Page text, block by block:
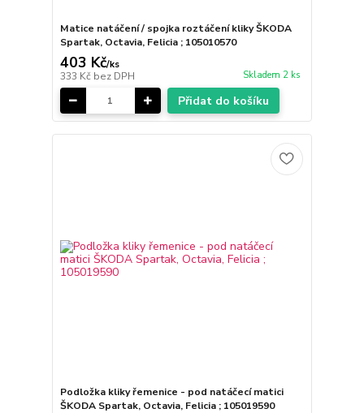
Matice natáčení / spojka roztáčení kliky ŠKODA
Spartak, Octavia, Felicia ; 105010570
403 Kč/ks
333 Kč bez DPH Skladem 2 ks
Přidat do košíku
Podložka kliky řemenice - pod natáčecí matici
ŠKODA Spartak, Octavia, Felicia ; 105019590